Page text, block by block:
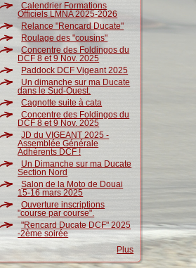
Calendrier Formations
Officiels LMNA 2025-2026
Relance "Rencard Ducate"
Roulage des "cousins"
Concentre des Foldingos du
DCF 8 et 9 Nov. 2025
Paddock DCF Vigeant 2025
Un dimanche sur ma Ducate
dans le Sud-Ouest.
Cagnotte suite à cata
Concentre des Foldingos du
DCF 8 et 9 Nov. 2025
JD du VIGEANT 2025 -
Assemblée Générale
Adhérents DCF !
Un Dimanche sur ma Ducate
Section Nord
Salon de la Moto de Douai
15-16 mars 2025
Ouverture inscriptions
"course par course".
"Rencard Ducate DCF" 2025
-2ème soirée
Plus